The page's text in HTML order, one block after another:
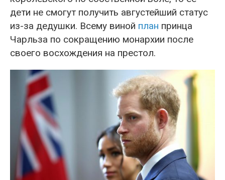
дети не смогут получить августейший статус
из-за дедушки. Всему виной план принца
Чарльза по сокращению монархии после
своего восхождения на престол.